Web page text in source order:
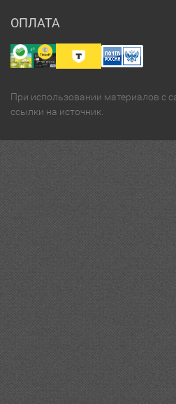
ОПЛАТА
При использовании материалов с
ссылки на источник.